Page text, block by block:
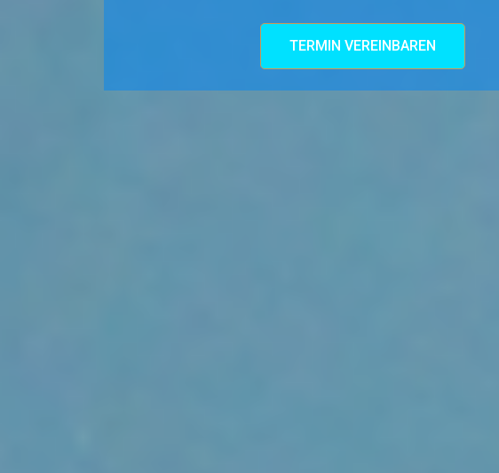
TERMIN VEREINBAREN